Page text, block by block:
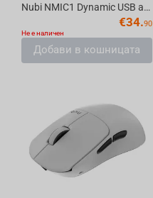
Nubi NMIC1 Dynamic USB and XLR Microphone with ANC, Black
€34.90
Не е наличен
Добави в кошницата